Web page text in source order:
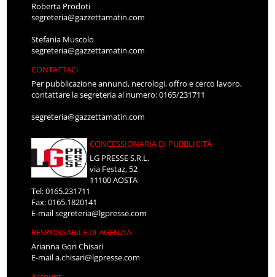
Roberta Prodoti
segreteria@gazzettamatin.com
Stefania Muscolo
segreteria@gazzettamatin.com
CONTATTACI
Per pubblicazione annunci, necrologi, offro e cerco lavoro,
contattare la segreteria al numero: 0165/231711
segreteria@gazzettamatin.com
CONCESSIONARIA DI PUBBLICITÀ
LG PRESSE S.R.L.
via Festaz, 52
11100 AOSTA
Tel: 0165.231711
Fax: 0165.1820141
E-mailsegreteria@lgpresse.com
RESPONSABILE DI AGENZIA
Arianna Gori Chisari
E-maila.chisari@lgpresse.com